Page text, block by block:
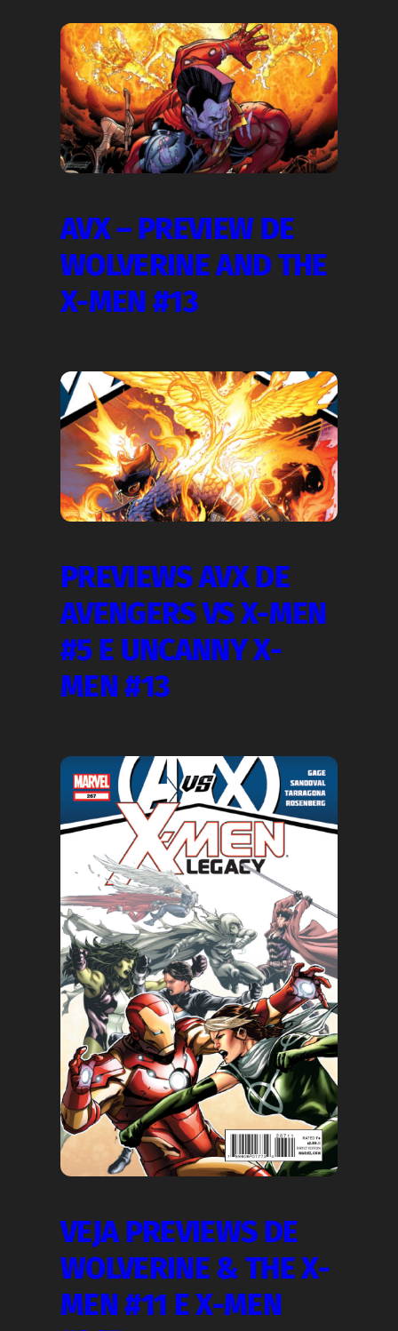
AVX – PREVIEW DE
WOLVERINE AND THE
X-MEN #13
PREVIEWS AVX DE
AVENGERS VS X-MEN
#5 E UNCANNY X-
MEN #13
VEJA PREVIEWS DE
WOLVERINE & THE X-
MEN #11 E X-MEN